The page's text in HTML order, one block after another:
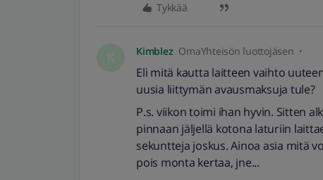
Tykkää
Kimblez OmaYhteisön luottojäsen
Eli mitä kautta laitteen vaihto
uusia liittymän avausmaksuja tule?
P.s. viikon toimi ihan hyvin. Sitten
pinnaan jäljellä kotona laturiin
sekuntteja joskus. Ainoa asia mitä
pois monta kertaa, jne...